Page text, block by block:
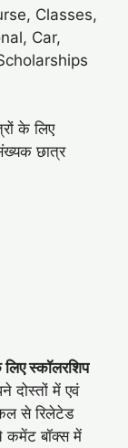
Classes,
Car,
के लिए
छात्र
स्कॉलरशिप
दोस्तों में एवं
से रिलेटेड
कमेंट बॉक्स में